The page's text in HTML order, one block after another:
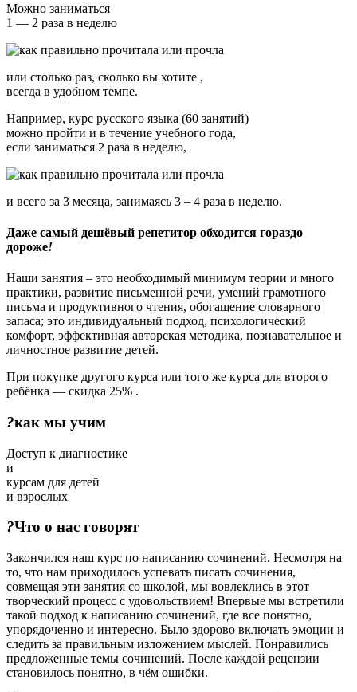
Можно заниматься
1 — 2 раза в неделю
или столько раз, сколько вы хотите ,
всегда в удобном темпе.
Например, курс русского языка (60 занятий)
можно пройти и в течение учебного года,
если заниматься 2 раза в неделю,
и всего за 3 месяца, занимаясь 3 – 4 раза в неделю.
Даже самый дешёвый репетитор обходится гораздо
дороже!
Наши занятия – это необходимый минимум теории и много
практики, развитие письменной речи, умений грамотного
письма и продуктивного чтения, обогащение словарного
запаса; это индивидуальный подход, психологический
комфорт, эффективная авторская методика, познавательное и
личностное развитие детей.
При покупке другого курса или того же курса для второго
ребёнка — скидка 25% .
?как мы учим
Доступ к диагностике
и
курсам для детей
и взрослых
?Что о нас говорят
Закончился наш курс по написанию сочинений. Несмотря на
то, что нам приходилось успевать писать сочинения,
совмещая эти занятия со школой, мы вовлеклись в этот
творческий процесс с удовольствием! Впервые мы встретили
такой подход к написанию сочинений, где все понятно,
упорядоченно и интересно. Было здорово включать эмоции и
следить за правильным изложением мыслей. Понравились
предложенные темы сочинений. После каждой рецензии
становилось понятно, в чём ошибки.